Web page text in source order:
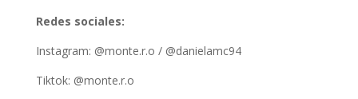
Redes sociales:
Instagram: @monte.r.o / @danielamc94
Tiktok: @monte.r.o